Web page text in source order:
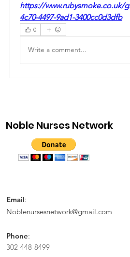
https://www.rubysmoke.co.uk/
4c70-4497-9ad1-3400cc0d3dfb
0
Write a comment...
Noble Nurses Network
Email:
Noblenursesnetwork@gmail.com
Phone:
302-448-8499